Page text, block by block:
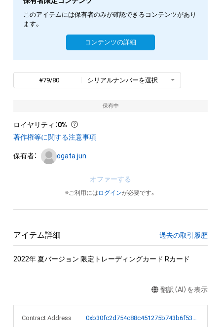
このアイテムには保有者のみが確認できるコンテンツがあり
ます。
コンテンツの詳細
#79/80 シリアルナンバーを選択
保有中
ロイヤリティ ：0%
著作権等に関する注意事項
保有者： ogata jun
オファーする
※ご利用には ログインが必要です。
アイテム詳細 過去の取引履歴
2022年 夏バージョン 限定トレーディングカード Rカード
翻訳（AI）を表示
Contract Address
0xb30fc2d754c88c451275b743b6f530f19f643683